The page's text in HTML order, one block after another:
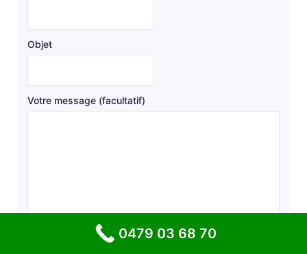
Objet
Votre message (facultatif)
0479 03 68 70